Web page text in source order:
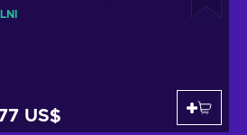
US$